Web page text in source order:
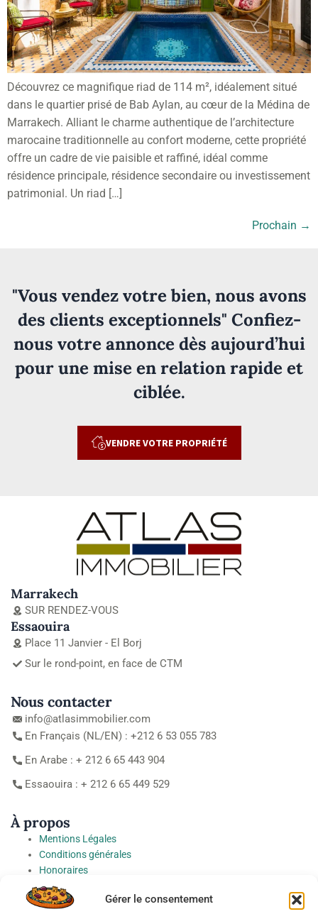
Gérer le consentement
Découvrez ce magnifique riad de 114 m², idéalement situé
dans le quartier prisé de Bab Aylan, au cœur de la Médina de
Marrakech. Alliant le charme authentique de l’architecture
marocaine traditionnelle au confort moderne, cette propriété
offre un cadre de vie paisible et raffiné, idéal comme
résidence principale, résidence secondaire ou investissement
patrimonial. Un riad […]
Prochain →
"Vous vendez votre bien, nous avons
des clients exceptionnels" Confiez-
nous votre annonce dès aujourd’hui
pour une mise en relation rapide et
ciblée.
VENDRE VOTRE PROPRIÉTÉ
Marrakech
SUR RENDEZ-VOUS
Essaouira
Place 11 Janvier - El Borj
Sur le rond-point, en face de CTM
Nous contacter
info@atlasimmobilier.com
En Français (NL/EN) : +212 6 53 055 783
En Arabe : + 212 6 65 443 904
Essaouira : + 212 6 65 449 529
À propos
Mentions Légales
Conditions générales
Honoraires
Charte de protection des Données à caractère personnel
Préférences cookies